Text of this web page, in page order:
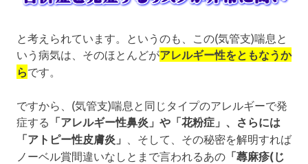
と考えられています。というのも、この(気管支)喘息と
いう病気は、そのほとんどがアレルギー性をともなうか
らです。
ですから、(気管支)喘息と同じタイプのアレルギーで発
症する 「アレルギー性鼻炎」や「花粉症」、さらには
「アトピー性皮膚炎」
、そして、その秘密を解明すれば
ノーベル賞間違いなしとまで言われるあの 「蕁麻疹(じ